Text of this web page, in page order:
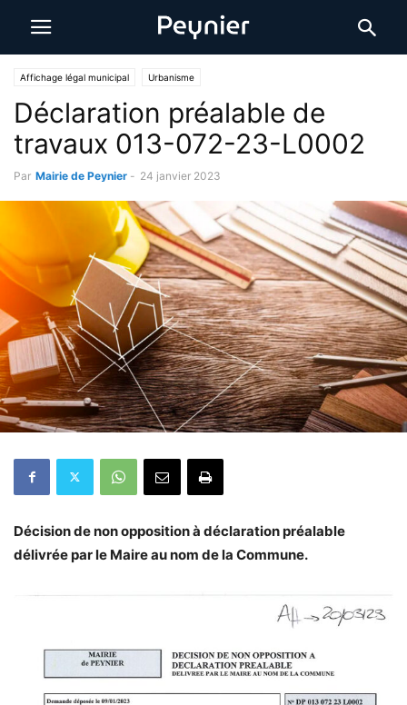
Affichage légal municipal Urbanisme
Déclaration préalable de
travaux 013-072-23-L0002
Par Mairie de Peynier - 24 janvier 2023
Décision de non opposition à déclaration préalable
délivrée par le Maire au nom de la Commune.